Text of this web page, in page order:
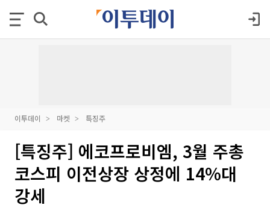
이투데이 마켓 특징주
[특징주] 에코프로비엠, 3월 주총
코스피 이전상장 상정에 14%대
강세